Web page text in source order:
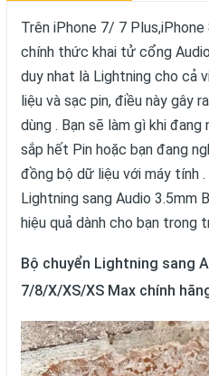
Trên iPhone 7/ 7
chính thức khai tử cổng
duy nhat là Lightning cho cả
liệu và sạc pin, điều này gây
dùng . Bạn sẽ làm gì khi
sắp hết Pin hoặc bạn đang
đồng bộ dữ liệu với máy tính
Lightning sang Audio 3.5mm
hiệu quả dành cho bạn trong
Bộ chuyển Lightning sang
7/8/X/XS/XS Max chính